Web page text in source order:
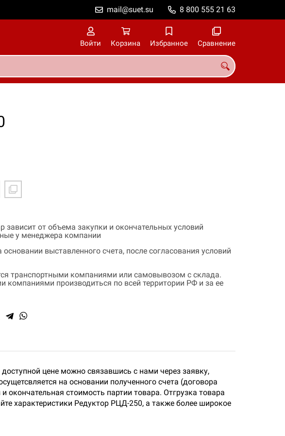
8 800 555 21 63
mail@suet.su
Войти Корзина Избранное Сравнение
зависит от объема закупки и окончательных условий
у менеджера компании
выставленного счета, после согласования условий
транспортными компаниями или самовывозом с склада.
компаниями производиться по всей территории РФ и за ее
цене можно связавшись с нами через заявку,
на основании полученного счета (договора
стоимость партии товара. Отгрузка товара
характеристики Редуктор РЦД-250, а также более широкое